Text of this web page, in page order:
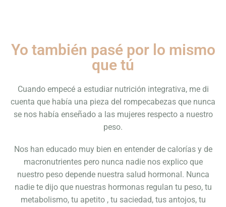
Yo también pasé por lo mismo
que tú
Cuando empecé a estudiar nutrición integrativa, me di
cuenta que había una pieza del rompecabezas que nunca
se nos había enseñado a las mujeres respecto a nuestro
peso.
Nos han educado muy bien en entender de calorías y de
macronutrientes pero nunca nadie nos explico que
nuestro peso depende nuestra salud hormonal. Nunca
nadie te dijo que nuestras hormonas regulan tu peso, tu
metabolismo, tu apetito , tu saciedad, tus antojos, tu